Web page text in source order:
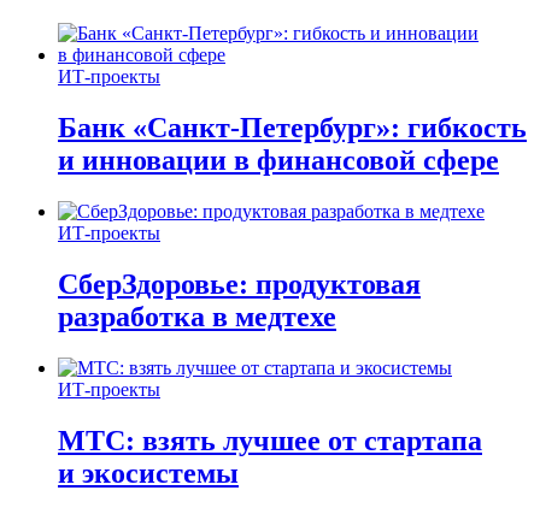
ИТ-проекты
Банк «Санкт-Петербург»: гибкость
и инновации в финансовой сфере
ИТ-проекты
СберЗдоровье: продуктовая
разработка в медтехе
ИТ-проекты
МТС: взять лучшее от стартапа
и экосистемы